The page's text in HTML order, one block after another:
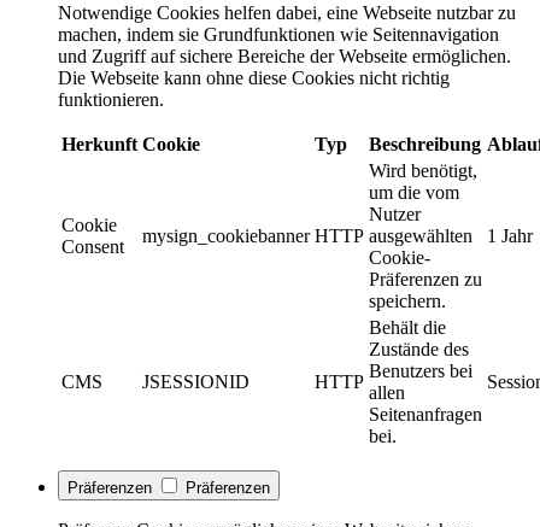
Notwendige Cookies helfen dabei, eine Webseite nutzbar zu
machen, indem sie Grundfunktionen wie Seitennavigation
und Zugriff auf sichere Bereiche der Webseite ermöglichen.
Die Webseite kann ohne diese Cookies nicht richtig
funktionieren.
Herkunft Cookie Typ Beschreibung
Cookie
Consent
mysign_cookiebanner HTTP
Wird benötigt,
um die vom
Nutzer
ausgewählten
Cookie-
Präferenzen zu
speichern.
1 Jahr
CMS JSESSIONID HTTP
Behält die
Zustände des
Benutzers bei
allen
Seitenanfragen
bei.
Präferenzen Präferenzen